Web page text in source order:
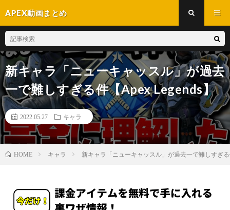
APEX動画まとめ
新キャラ「ニューキャッスル」が過去
一で難しすぎる件【Apex Legends】
2022.05.27 キャラ
HOME キャラ 新キャラ「ニューキャッスル」が過去一で難しすぎ